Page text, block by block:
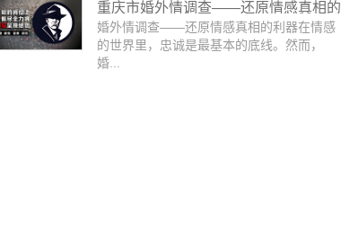
重庆市婚外情调查——还原情感真相的
利器
婚外情调查——还原情感真相的利器在情感
的世界里，忠诚是最基本的底线。然而，
婚...